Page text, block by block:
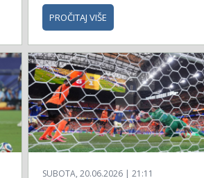
PROČITAJ VIŠE
SUBOTA, 20.06.2026 | 21:11